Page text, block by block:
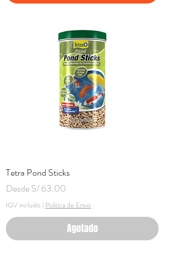
Tetra Pond Sticks
DesdeS/ 63.00
Precio de oferta
IGV incluido | Politica de Envio
Agotado